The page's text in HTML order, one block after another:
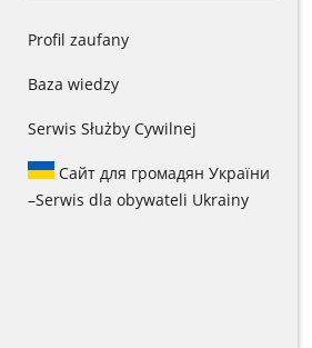
Profil zaufany
Baza wiedzy
Serwis Służby Cywilnej
Сайт для громадян України
–Serwis dla obywateli Ukrainy